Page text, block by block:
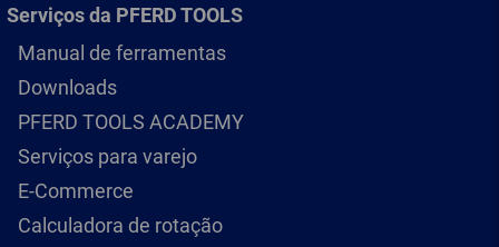
Serviços da PFERD TOOLS
Manual de ferramentas
Downloads
PFERD TOOLS ACADEMY
Serviços para varejo
E-Commerce
Calculadora de rotação